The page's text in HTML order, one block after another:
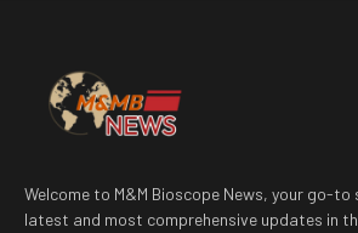
Welcome to M&M Bioscope News, your go-to
latest and most comprehensive updates in